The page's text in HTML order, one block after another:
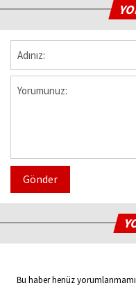
Gönder
Bu haber henüz